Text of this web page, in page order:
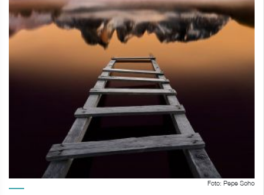
Foto: Pepe Soho